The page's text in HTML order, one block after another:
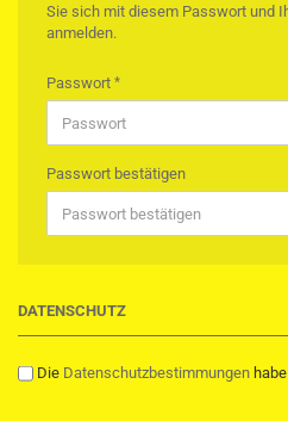
Sie sich mit diesem Passwort und
anmelden.
Passwort
Passwort bestätigen
DATENSCHUTZ
Die Datenschutzbestimmungen